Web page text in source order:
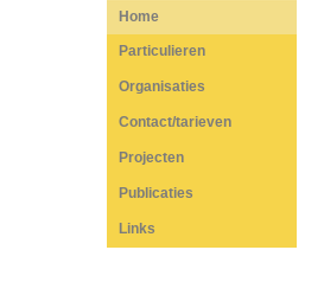
Home
Particulieren
Organisaties
Contact/tarieven
Projecten
Publicaties
Links